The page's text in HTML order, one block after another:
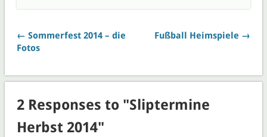
← Sommerfest 2014 – die
Fotos
Fußball Heimspiele →
2 Responses to "Sliptermine
Herbst 2014"